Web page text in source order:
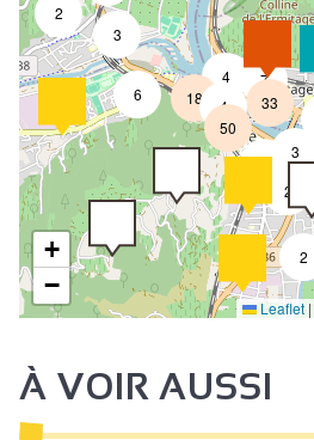
2
2
2
3
6
4
4
18
7
2
3
50
33
+
−
Leaflet |
À VOIR AUSSI